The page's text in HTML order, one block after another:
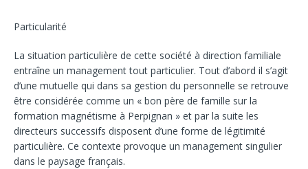
Particularité
La situation particulière de cette société à direction familiale
entraîne un management tout particulier. Tout d’abord il s’agit
d’une mutuelle qui dans sa gestion du personnelle se retrouve
être considérée comme un « bon père de famille sur la
formation magnétisme à Perpignan » et par la suite les
directeurs successifs disposent d’une forme de légitimité
particulière. Ce contexte provoque un management singulier
dans le paysage français.